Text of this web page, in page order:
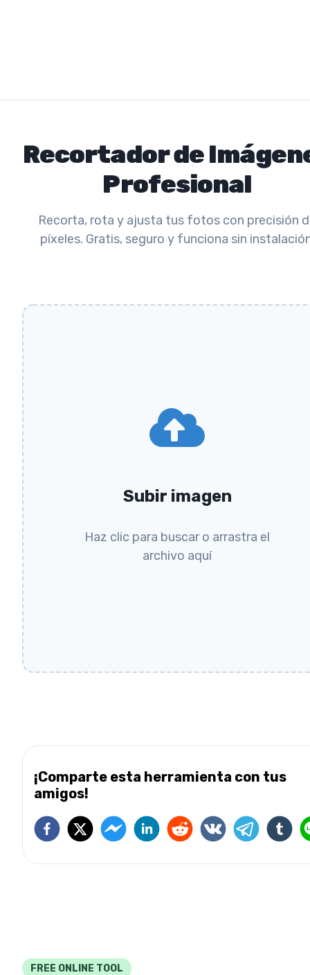
Recortador de
Profesional
Recorta, rota y ajusta tus fotos con precisión
píxeles. Gratis, seguro y funciona sin
Subir imagen
Haz clic para buscar o arrastra el
archivo aquí
¡Comparte esta herramienta con tus
amigos!
FREE ONLINE TOOL